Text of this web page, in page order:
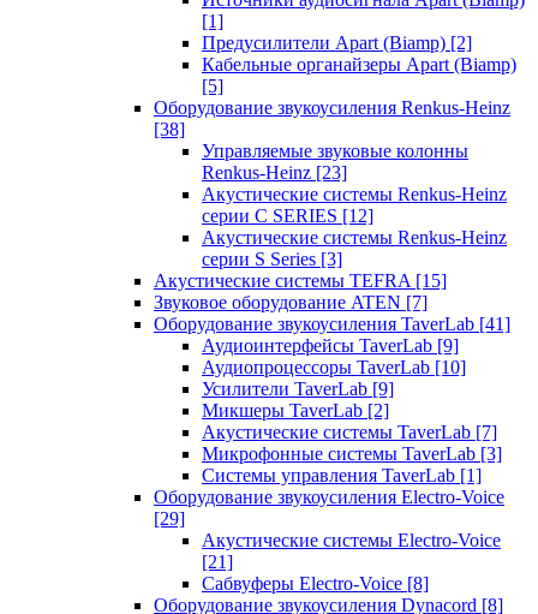
[1]
Предусилители Apart (Biamp) [2]
Кабельные органайзеры Apart (Biamp)
[5]
Оборудование звукоусиления Renkus-Heinz
[38]
Управляемые звуковые колонны
Renkus-Heinz [23]
Акустические системы Renkus-Heinz
серии C SERIES [12]
Акустические системы Renkus-Heinz
серии S Series [3]
Акустические системы TEFRA [15]
Звуковое оборудование ATEN [7]
Оборудование звукоусиления TaverLab [41]
Аудиоинтерфейсы TaverLab [9]
Аудиопроцессоры TaverLab [10]
Усилители TaverLab [9]
Микшеры TaverLab [2]
Акустические системы TaverLab [7]
Микрофонные системы TaverLab [3]
Системы управления TaverLab [1]
Оборудование звукоусиления Electro-Voice
[29]
Акустические системы Electro-Voice
[21]
Сабвуферы Electro-Voice [8]
Оборудование звукоусиления Dynacord [8]